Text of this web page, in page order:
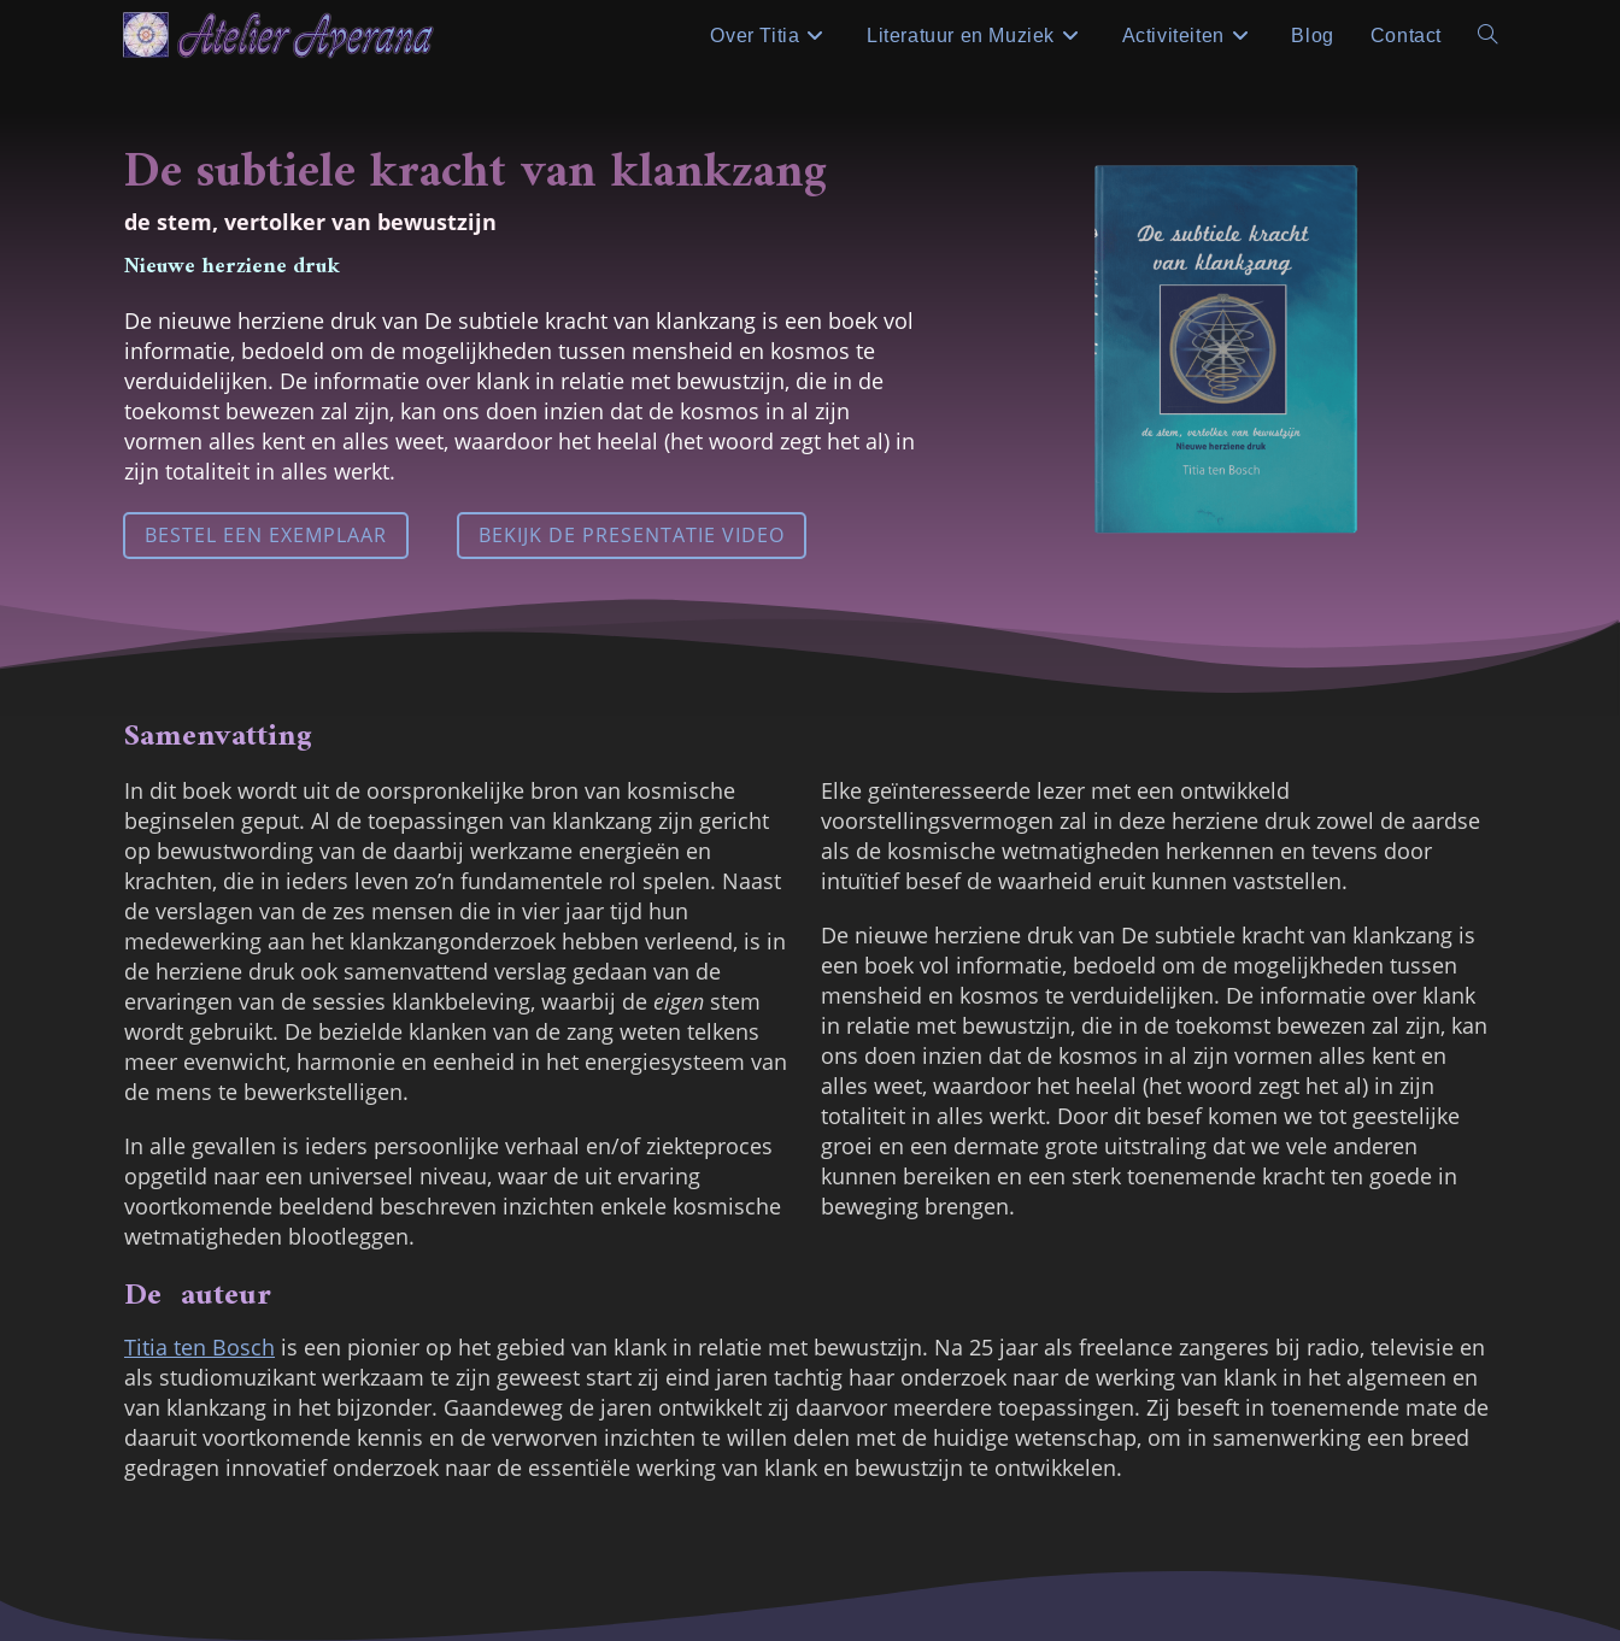
Over Titia Literatuur en Muziek Activiteiten Blog Contact Toggle
De subtiele kracht van klankzang
de stem, vertolker van bewustzijn
Nieuwe herziene druk
De nieuwe herziene druk van De subtiele kracht van klankzang is een boek vol
informatie, bedoeld om de mogelijkheden tussen mensheid en kosmos te
verduidelijken. De informatie over klank in relatie met bewustzijn, die in de
toekomst bewezen zal zijn, kan ons doen inzien dat de kosmos in al zijn
vormen alles kent en alles weet, waardoor het heelal (het woord zegt het al) in
zijn totaliteit in alles werkt.
BESTEL EEN EXEMPLAAR BEKIJK DE PRESENTATIE VIDEO
Samenvatting
In dit boek wordt uit de oorspronkelijke bron van kosmische
beginselen geput. Al de toepassingen van klankzang zijn gericht
op bewustwording van de daarbij werkzame energieën en
krachten, die in ieders leven zo’n fundamentele rol spelen. Naast
de verslagen van de zes mensen die in vier jaar tijd hun
medewerking aan het klankzangonderzoek hebben verleend, is in
de herziene druk ook samenvattend verslag gedaan van de
ervaringen van de sessies klankbeleving, waarbij de eigen stem
wordt gebruikt. De bezielde klanken van de zang weten telkens
meer evenwicht, harmonie en eenheid in het energiesysteem van
de mens te bewerkstelligen.
In alle gevallen is ieders persoonlijke verhaal en/of ziekteproces
opgetild naar een universeel niveau, waar de uit ervaring
voortkomende beeldend beschreven inzichten enkele kosmische
wetmatigheden blootleggen.
Elke geïnteresseerde lezer met een ontwikkeld
voorstellingsvermogen zal in deze herziene druk zowel de aardse
als de kosmische wetmatigheden herkennen en tevens door
intuïtief besef de waarheid eruit kunnen vaststellen.
De nieuwe herziene druk van De subtiele kracht van klankzang is
een boek vol informatie, bedoeld om de mogelijkheden tussen
mensheid en kosmos te verduidelijken. De informatie over klank
in relatie met bewustzijn, die in de toekomst bewezen zal zijn, kan
ons doen inzien dat de kosmos in al zijn vormen alles kent en
alles weet, waardoor het heelal (het woord zegt het al) in zijn
totaliteit in alles werkt. Door dit besef komen we tot geestelijke
groei en een dermate grote uitstraling dat we vele anderen
kunnen bereiken en een sterk toenemende kracht ten goede in
beweging brengen.
De auteur
Titia ten Bosch is een pionier op het gebied van klank in relatie met bewustzijn. Na 25 jaar als freelance zangeres bij radio, televisie en
als studiomuzikant werkzaam te zijn geweest start zij eind jaren tachtig haar onderzoek naar de werking van klank in het algemeen en
van klankzang in het bijzonder. Gaandeweg de jaren ontwikkelt zij daarvoor meerdere toepassingen. Zij beseft in toenemende mate de
daaruit voortkomende kennis en de verworven inzichten te willen delen met de huidige wetenschap, om in samenwerking een breed
gedragen innovatief onderzoek naar de essentiële werking van klank en bewustzijn te ontwikkelen.